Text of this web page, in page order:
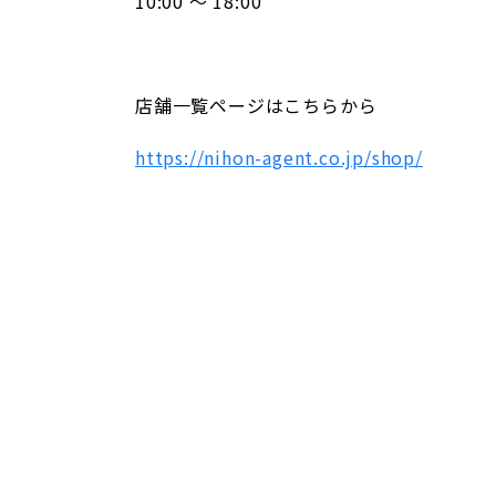
店舗一覧ページはこちらから
https://nihon-agent.co.jp/shop/